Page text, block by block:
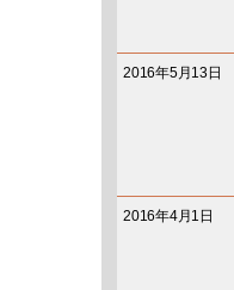
2016年5月13日
2016年4月1日